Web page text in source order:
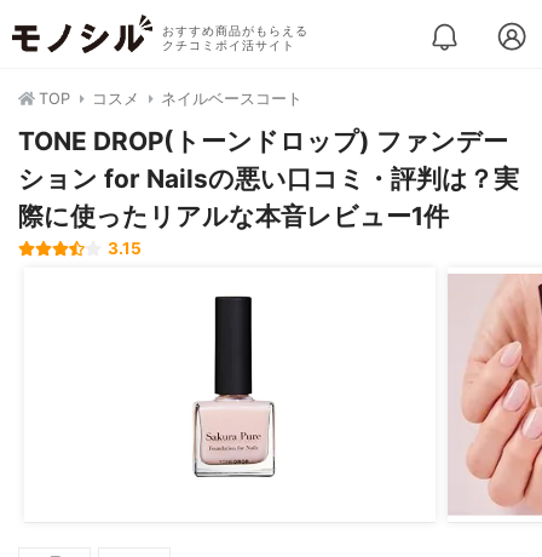
おすすめ商品がもらえる
クチコミポイ活サイト
TOP コスメ ネイルベースコート
TONE DROP(トーンドロップ) ファンデー
ション for Nailsの悪い口コミ・評判は？実
際に使ったリアルな本音レビュー1件
3.15